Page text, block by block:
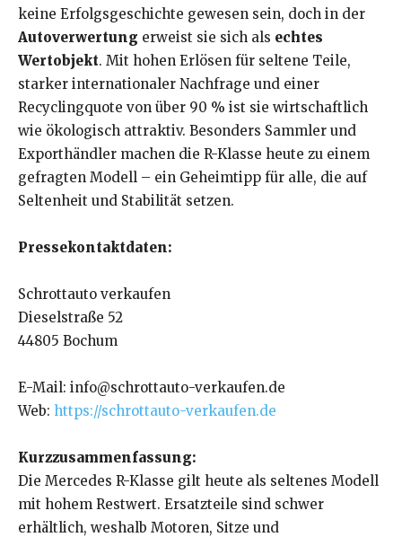
keine Erfolgsgeschichte gewesen sein, doch in der
Autoverwertung erweist sie sich als echtes
Wertobjekt. Mit hohen Erlösen für seltene Teile,
starker internationaler Nachfrage und einer
Recyclingquote von über 90 % ist sie wirtschaftlich
wie ökologisch attraktiv. Besonders Sammler und
Exporthändler machen die R-Klasse heute zu einem
gefragten Modell – ein Geheimtipp für alle, die auf
Seltenheit und Stabilität setzen.
Pressekontaktdaten:
Schrottauto verkaufen
Dieselstraße 52
44805 Bochum
E-Mail: info@schrottauto-verkaufen.de
Web: https://schrottauto-verkaufen.de
Kurzzusammenfassung:
Die Mercedes R-Klasse gilt heute als seltenes Modell
mit hohem Restwert. Ersatzteile sind schwer
erhältlich, weshalb Motoren, Sitze und